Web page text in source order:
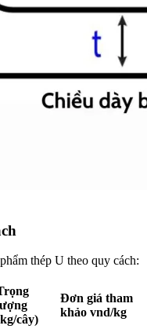
thép U theo quy cách:
cây)
Đơn giá tham
khảo vnd/kg